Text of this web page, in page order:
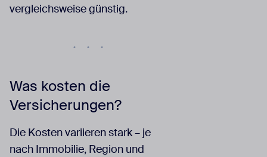
vergleichsweise günstig.
Was kosten die
Versicherungen?
Die Kosten variieren stark – je
nach Immobilie, Region und